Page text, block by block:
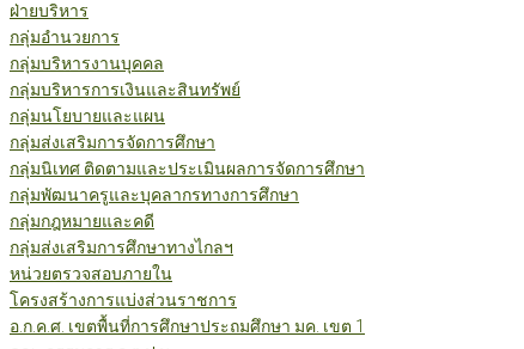
ฝ่ายบริหาร
กลุ่มอำนวยการ
กลุ่มบริหารงานบุคคล
กลุ่มบริหารการเงินและสินทรัพย์
กลุ่มนโยบายและแผน
กลุ่มส่งเสริมการจัดการศึกษา
กลุ่มนิเทศ ติดตามและประเมินผลการจัดการศึกษา
กลุ่มพัฒนาครูและบุคลากรทางการศึกษา
กลุ่มกฎหมายและคดี
กลุ่มส่งเสริมการศึกษาทางไกลฯ
หน่วยตรวจสอบภายใน
โครงสร้างการแบ่งส่วนราชการ
อ.ก.ค.ศ. เขตพื้นที่การศึกษาประถมศึกษา มค. เขต 1